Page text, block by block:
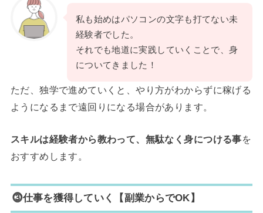
私も始めはパソコンの文字も打てない未
経験者でした。
それでも地道に実践していくことで、身
についてきました！
ただ、独学で進めていくと、やり方がわからずに稼げる
ようになるまで遠回りになる場合があります。
スキルは経験者から教わって、無駄なく身につける事を
おすすめします。
⓷仕事を獲得していく【副業からでOK】